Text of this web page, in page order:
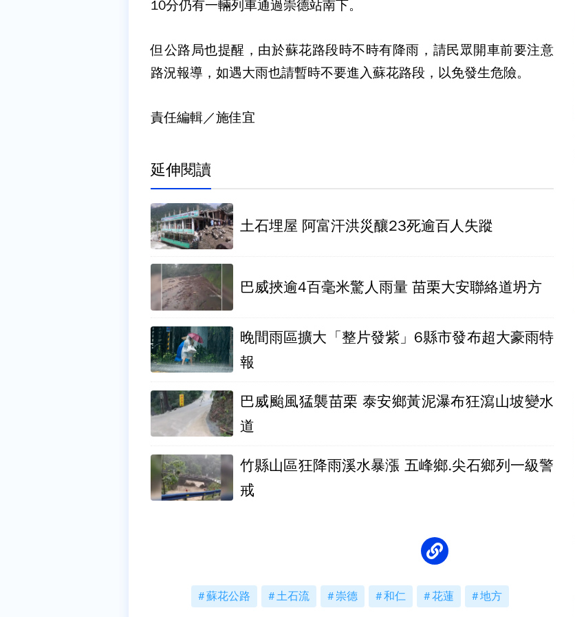
10分仍有一輛列車通過崇德站南下。
但公路局也提醒，由於蘇花路段時不時有降雨，請民眾開車前要注意
路況報導，如遇大雨也請暫時不要進入蘇花路段，以免發生危險。
責任編輯／施佳宜
延伸閱讀
土石埋屋 阿富汗洪災釀23死逾百人失蹤
巴威挾逾4百毫米驚人雨量 苗栗大安聯絡道坍方
晚間雨區擴大「整片發紫」6縣市發布超大豪雨特
報
巴威颱風猛襲苗栗 泰安鄉黃泥瀑布狂瀉山坡變水
道
竹縣山區狂降雨溪水暴漲 五峰鄉.尖石鄉列一級警
戒
蘇花公路 土石流 崇德 和仁 花蓮 地方